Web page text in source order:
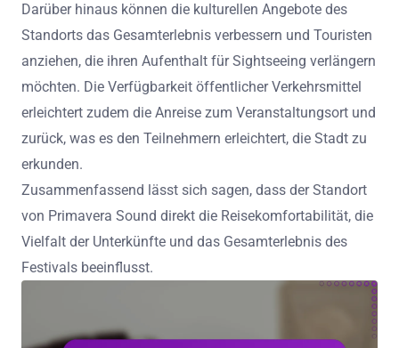
Darüber hinaus können die kulturellen Angebote des
Standorts das Gesamterlebnis verbessern und Touristen
anziehen, die ihren Aufenthalt für Sightseeing verlängern
möchten. Die Verfügbarkeit öffentlicher Verkehrsmittel
erleichtert zudem die Anreise zum Veranstaltungsort und
zurück, was es den Teilnehmern erleichtert, die Stadt zu
erkunden.
Zusammenfassend lässt sich sagen, dass der Standort
von Primavera Sound direkt die Reisekomfortabilität, die
Vielfalt der Unterkünfte und das Gesamterlebnis des
Festivals beeinflusst.